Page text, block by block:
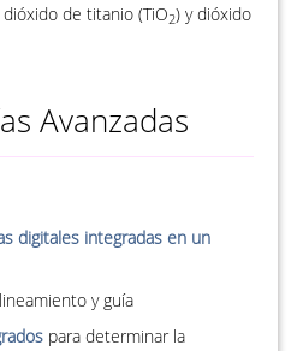
de titanio (TiO2) y dióxido
Avanzadas
digitales integradas en un
y guía
para determinar la